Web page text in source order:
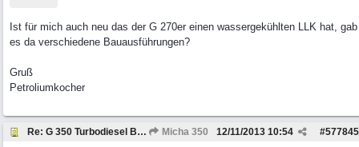
Ist für mich auch neu das der G 270er einen wassergekühlten LLK hat, gab
es da verschiedene Bauausführungen?
Gruß
Petroliumkocher
Re: G 350 Turbodiesel Brabus Intercooler Micha 350 #577845
12/11/2013 10:54